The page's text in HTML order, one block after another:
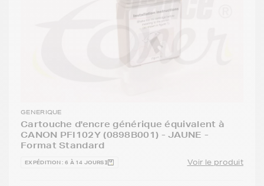
GENERIQUE
Cartouche d'encre générique équivalent à
CANON PFI102Y (0898B001) - JAUNE -
Format Standard
EXPÉDITION : 6 À 14 JOURS Voir le produit